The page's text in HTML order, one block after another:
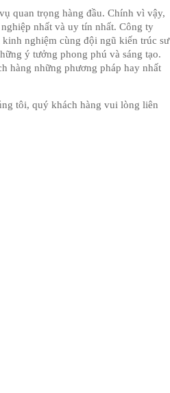
quan trọng hàng đầu. Chính vì vậy,
nhất và uy tín nhất. Công ty
nghiệm cùng đội ngũ kiến trúc sư
ý tưởng phong phú và sáng tạo.
hàng những phương pháp hay nhất
tôi, quý khách hàng vui lòng liên